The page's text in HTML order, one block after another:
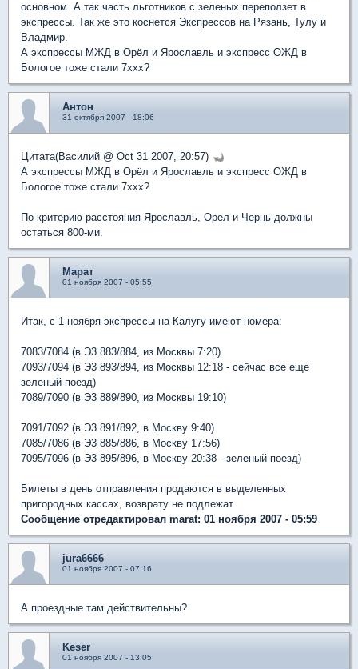
основном. А так часть льготников с зеленых переползет в
экспрессы. Так же это коснется Экспрессов на Рязань, Тулу и
Владмир.
А экспрессы МЖД в Орёл и Ярославль и экспресс ОЖД в
Бологое тоже стали 7ххх?
Антон
31 октября 2007 - 18:06
Цитата(Василий @ Oct 31 2007, 20:57)
А экспрессы МЖД в Орёл и Ярославль и экспресс ОЖД в
Бологое тоже стали 7ххх?
По критерию расстояния Ярославль, Орел и Чернь должны
остаться 800-ми.
Марат
01 ноября 2007 - 05:55
Итак, с 1 ноября экспрессы на Калугу имеют номера:
7083/7084 (в Э3 883/884, из Москвы 7:20)
7093/7094 (в Э3 893/894, из Москвы 12:18 - сейчас все еще
зеленый поезд)
7089/7090 (в Э3 889/890, из Москвы 19:10)
7091/7092 (в Э3 891/892, в Москву 9:40)
7085/7086 (в Э3 885/886, в Москву 17:56)
7095/7096 (в Э3 895/896, в Москву 20:38 - зеленый поезд)
Билеты в день отправления продаются в выделенных
пригородных кассах, возврату не подлежат.
Сообщение отредактировал marat: 01 ноября 2007 - 05:59
jura6666
01 ноября 2007 - 07:16
А проездные там действительны?
Keser
01 ноября 2007 - 13:05